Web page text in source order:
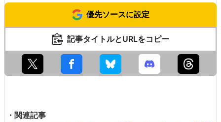
優先ソースに設定
記事タイトルとURLをコピー
・関連記事